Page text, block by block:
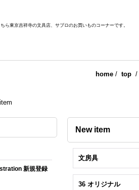
ちら東京吉祥寺の文具店、サブロのお買いものコーナーです。
home/ top/
新規登録
New item
文房具
36 オリジナル